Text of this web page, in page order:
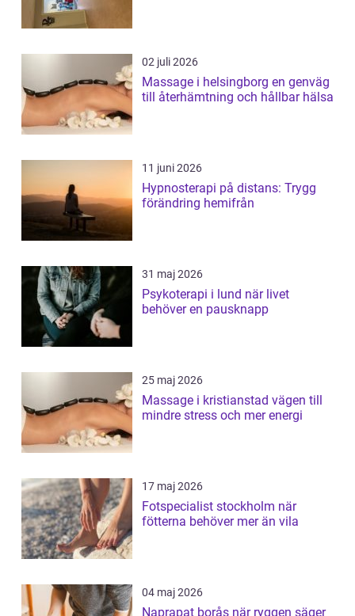
02 juli 2026
Massage i helsingborg en genväg
till återhämtning och hållbar hälsa
11 juni 2026
Hypnosterapi på distans: Trygg
förändring hemifrån
31 maj 2026
Psykoterapi i lund när livet
behöver en pausknapp
25 maj 2026
Massage i kristianstad vägen till
mindre stress och mer energi
17 maj 2026
Fotspecialist stockholm när
fötterna behöver mer än vila
04 maj 2026
Naprapat borås när ryggen säger